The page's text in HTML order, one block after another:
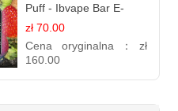
Puff - Ibvape Bar E-
papierosy Jednorazowy
zł 70.00
Cena oryginalna： zł
160.00